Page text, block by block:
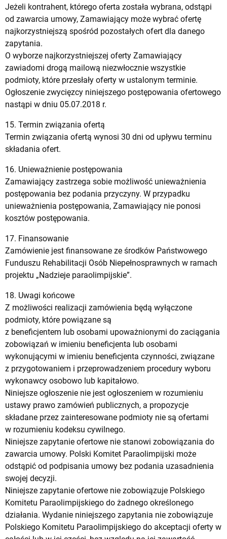
Jeżeli kontrahent, którego oferta została wybrana, odstąpi
od zawarcia umowy, Zamawiający może wybrać ofertę
najkorzystniejszą spośród pozostałych ofert dla danego
zapytania.
O wyborze najkorzystniejszej oferty Zamawiający
zawiadomi drogą mailową niezwłocznie wszystkie
podmioty, które przesłały oferty w ustalonym terminie.
Ogłoszenie zwycięzcy niniejszego postępowania ofertowego
nastąpi w dniu 05.07.2018 r.
15. Termin związania ofertą
Termin związania ofertą wynosi 30 dni od upływu terminu
składania ofert.
16. Unieważnienie postępowania
Zamawiający zastrzega sobie możliwość unieważnienia
postępowania bez podania przyczyny. W przypadku
unieważnienia postępowania, Zamawiający nie ponosi
kosztów postępowania.
17. Finansowanie
Zamówienie jest finansowane ze środków Państwowego
Funduszu Rehabilitacji Osób Niepełnosprawnych w ramach
projektu „Nadzieje paraolimpijskie”.
18. Uwagi końcowe
Z możliwości realizacji zamówienia będą wyłączone
podmioty, które powiązane są
z beneficjentem lub osobami upoważnionymi do zaciągania
zobowiązań w imieniu beneficjenta lub osobami
wykonującymi w imieniu beneficjenta czynności, związane
z przygotowaniem i przeprowadzeniem procedury wyboru
wykonawcy osobowo lub kapitałowo.
Niniejsze ogłoszenie nie jest ogłoszeniem w rozumieniu
ustawy prawo zamówień publicznych, a propozycje
składane przez zainteresowane podmioty nie są ofertami
w rozumieniu kodeksu cywilnego.
Niniejsze zapytanie ofertowe nie stanowi zobowiązania do
zawarcia umowy. Polski Komitet Paraolimpijski może
odstąpić od podpisania umowy bez podania uzasadnienia
swojej decyzji.
Niniejsze zapytanie ofertowe nie zobowiązuje Polskiego
Komitetu Paraolimpijskiego do żadnego określonego
działania. Wydanie niniejszego zapytania nie zobowiązuje
Polskiego Komitetu Paraolimpijskiego do akceptacji oferty w